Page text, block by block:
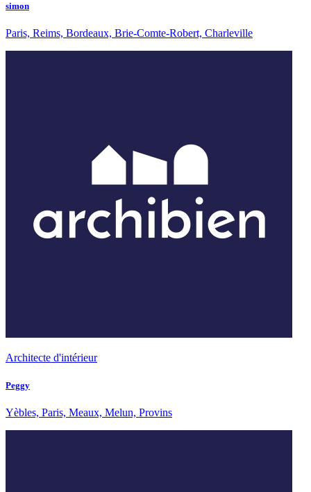
simon
Paris, Reims, Bordeaux, Brie-Comte-Robert, Charleville
Architecte d'intérieur
Peggy
Yèbles, Paris, Meaux, Melun, Provins